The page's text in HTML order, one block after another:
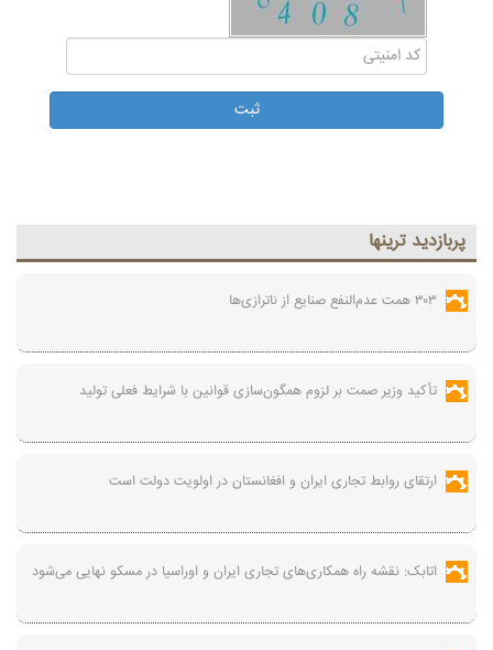
پربازديد ترينها
۳۰۳ همت عدم‌النفع صنایع از ناترازی‌ها
تأکید وزیر صمت بر لزوم همگون‌سازی قوانین با شرایط فعلی تولید
ارتقای روابط تجاری ایران و افغانستان در اولویت دولت است
اتابک: نقشه راه همکاری‌های تجاری ایران و اوراسیا در مسکو نهایی می‌شود